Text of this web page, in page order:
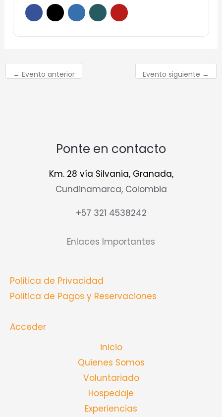
← Evento anterior Evento siguiente →
Ponte en contacto
Km. 28 vía Silvania, Granada,
Cundinamarca, Colombia
+57 321 4538242
Enlaces Importantes
Politica de Privacidad
Politica de Pagos y Reservaciones
Acceder
inicio
Quienes Somos
Voluntariado
Hospedaje
Experiencias